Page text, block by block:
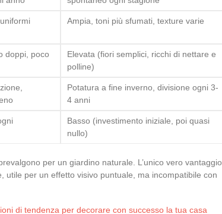
Ampia, toni più sfumati, texture varie
doppi, poco
Elevata (fiori semplici, ricchi di nettare e
polline)
Potatura a fine inverno, divisione ogni 3-
4 anni
Basso (investimento iniziale, poi quasi
nullo)
per un giardino naturale. L’unico vero vantaggio
utile per un effetto visivo puntuale, ma incompatibile con
di tendenza per decorare con successo la tua casa